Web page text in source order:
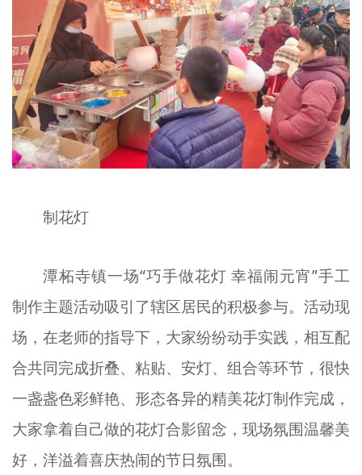
制花灯
潭柘寺镇一场“巧手做花灯 幸福闹元宵”手工
制作主题活动吸引了辖区居民的积极参与。活动现
场，在老师的指导下，大家纷纷动手实践，相互配
合共同完成折叠、粘贴、安灯、组合等环节，很快
一盏盏色彩鲜艳、形态各异的精美花灯制作完成，
大家拿着自己做的花灯合影留念，现场氛围温馨美
好，洋溢着喜庆热闹的节日氛围。